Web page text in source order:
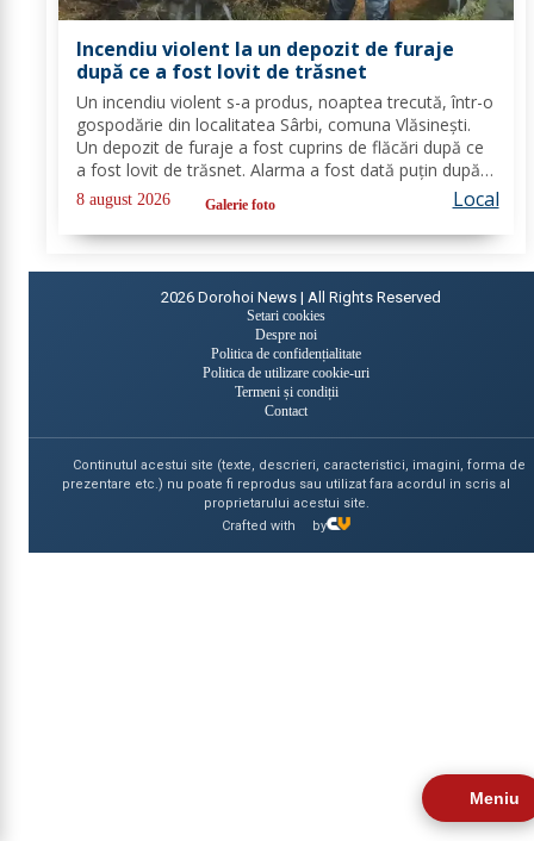
Meniu
Incendiu violent la un depozit de furaje
după ce a fost lovit de trăsnet
Un incendiu violent s-a produs, noaptea trecută, într-o
gospodărie din localitatea Sârbi, comuna Vlăsinești.
Un depozit de furaje a fost cuprins de flăcări după ce
a fost lovit de trăsnet. Alarma a fost dată puțin după
ora 22:00. La caz s-au deplasat, în cel mai scurt timp,
pompierii din cadrul...
8 august 2026 Galerie foto Local
2026 Dorohoi News | All Rights Reserved
Setari cookies
Despre noi
Politica de confidențialitate
Politica de utilizare cookie-uri
Termeni și condiții
Contact
Continutul acestui site (texte, descrieri, caracteristici, imagini, forma de
prezentare etc.) nu poate fi reprodus sau utilizat fara acordul in scris al
proprietarului acestui site.
Crafted with
by